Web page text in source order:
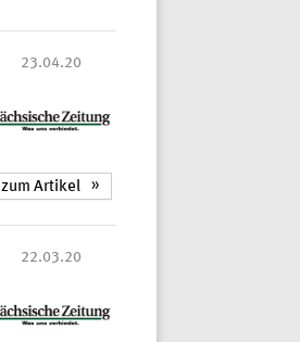
23.04.20
zum Artikel
22.03.20